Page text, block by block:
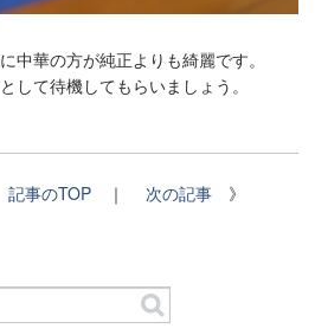
中華の方が純正よりも綺麗です。
して待機してもらいましょう。
記事のTOP ｜ 次の記事 》